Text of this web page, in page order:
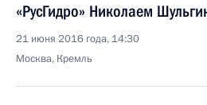
«РусГидро» Николаем
21 июня 2016 года, 14:30
Москва, Кремль